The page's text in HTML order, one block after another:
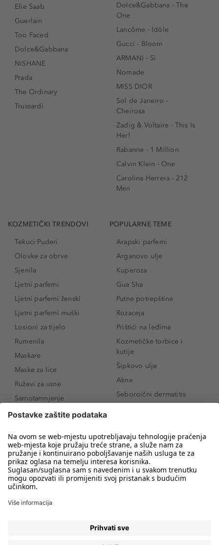
Elie Saab
Guerlain
Too Faced
Dolce&Gabbana
NISHANE
Prada
The Ordinary
Trussardi
Dolce&Gabbana - The
One
Lancôme - Idôle
Gucci - Bloom
ARMANI - Sì
Nomade
MISS DIOR
Sol de Janeiro -
Cheirosa
Zadig & Voltaire - This Is
Her!
Rabanne - 1 Million
Calvin Klein - One
Carolina Herrera - 212
Men
KOZMETIČKI TRENDOVI
Tekuci Puderi
Olovke za obrve
Sjenila
Ljetni parfemi
Ljetni parfemi ženski
Ljetni parfemi muški
Losioni za tijelo
Rumenila
Maskare
Maske za lice
Ruževi za usne
Samotamnjenje
Puderi
Proizvodi za obrve
Sunce i zaštita
Serumi za lice
Proizvodi za čišćenje lica
POPULARNE TEME
Arapski parfemi
Arganovo ulje
Kuperoza
Gua Sha
Putne potrepštine
Rozaceja
Prištići na leđima
Kozmetičke torbice i
kutije
Šipkovo ulje
Akne
Seboroični dermatitis
Novo
Koji mi parfem
odgovara?
Kako našminkati oči da
Kako ukloniti mitesere